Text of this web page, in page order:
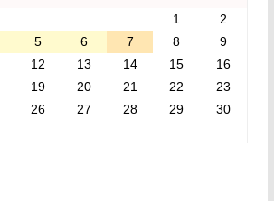
1
2
5 6 7 8
9
12 13 14 15
16
19 20 21 22
23
26 27 28 29
30